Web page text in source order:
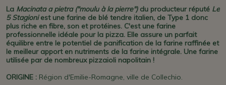
La Macinata a pietra ("moulu à la pierre") du producteur réputé Le
5 Stagioni est une farine de blé tendre italien, de Type 1 donc
plus riche en fibre, son et protéines. C'est une farine
professionnelle idéale pour la pizza. Elle assure un parfait
équilibre entre le potentiel de panification de la farine raffinée et
le meilleur apport en nutriments de la farine intégrale. Une farine
utilisée par de nombreux pizzaioli napolitain !
ORIGINE : Région d'Emilie-Romagne, ville de Collechio.